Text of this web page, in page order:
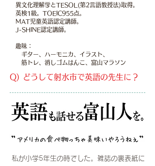
異文化理解学とTESOL(第2言語教授法)取得。
英検1級。TOEIC955点。
MAT児童英語認定講師。
J-SHINE認定講師。
趣味：
​ギター、ハーモニカ、イラスト、
筋トレ、消しゴムはんこ、富山マラソン
Q) どうして射水市で英語の先生に？
私が小学5年生の時でした。雑誌の裏表紙に